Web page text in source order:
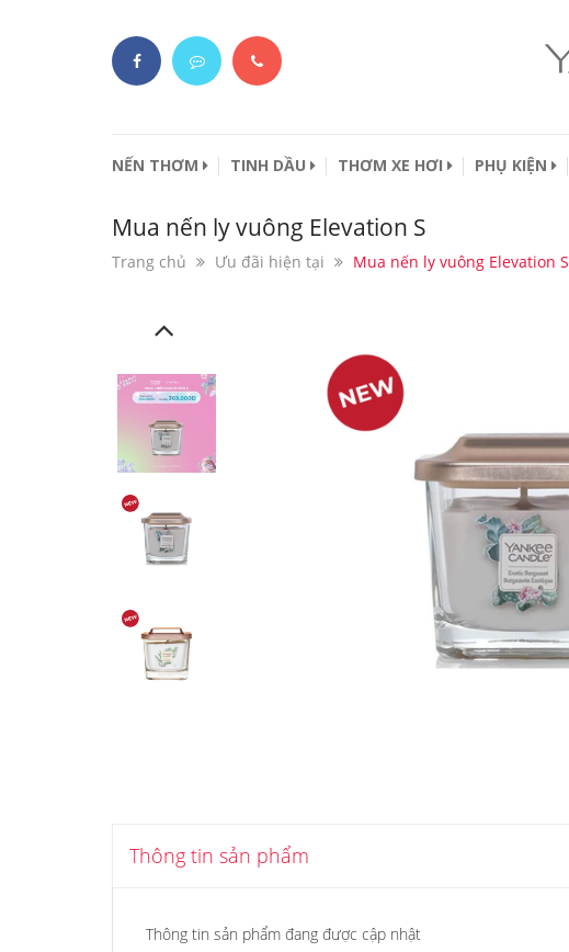
NẾN THƠM TINH DẦU THƠM XE HƠI PHỤ KIỆN
Mua nến ly vuông Elevation S
Trang chủ Ưu đãi hiện tại Mua nến ly vuông Elevation S
Thông tin sản phẩm
Thông tin sản phẩm đang được cập nhật